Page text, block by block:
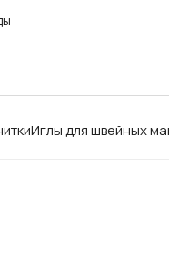
Иглы для швейных